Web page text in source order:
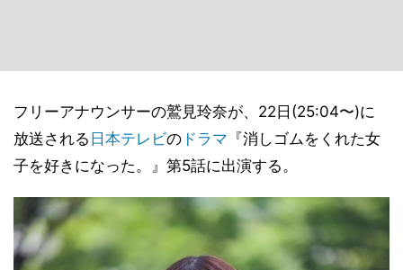
フリーアナウンサーの鷲見玲奈が、22日(25:04〜)に
放送される 日本テレビの ドラマ 『消しゴムをくれた女
子を好きになった。』第5話に出演する。